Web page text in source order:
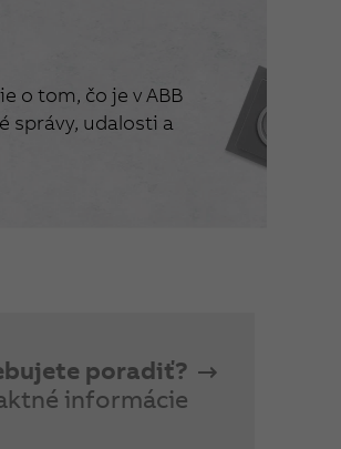
o tom, čo je v ABB
správy, udalosti a
poradiť?
informácie